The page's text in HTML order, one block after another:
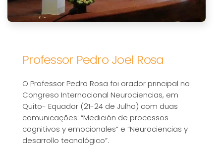
Professor Pedro Joel Rosa
O Professor Pedro Rosa foi orador principal no
Congreso Internacional Neurociencias, em
Quito- Equador (21-24 de Julho) com duas
comunicações: “Medición de processos
cognitivos y emocionales” e “Neurociencias y
desarrollo tecnológico”.